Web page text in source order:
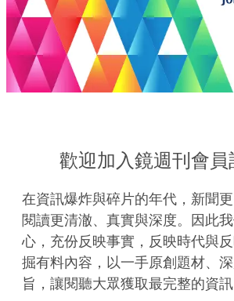
歡迎加入鏡週刊會
在資訊爆炸與碎片的年代，新聞
閱讀更清澈、真實與深度。因此
心，充份反映事實，反映時代與
掘有料內容，以一手原創題材、
旨，讓閱聽大眾獲取最完整的資訊